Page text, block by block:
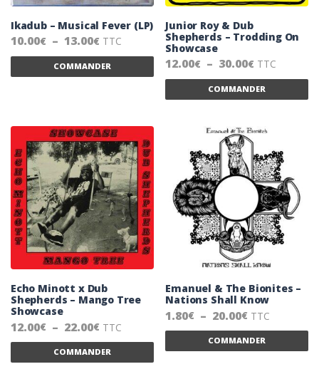
Ikadub – Musical Fever (LP)
10.00€ – 13.00€ Plage de prix : 10.00€ à 13.00€
TTC
COMMANDER
Ce produit a plusieurs variations. Les
Junior Roy & Dub
Shepherds – Trodding On
Showcase
12.00€ – 30.00€ Plage de
TTC
COMMANDER
Echo Minott x Dub
Shepherds – Mango Tree
Showcase
12.00€ – 22.00€ Plage de prix : 12.00€ à 22.00€
TTC
COMMANDER
Ce produit a plusieurs variations. Les
Emanuel & The Bionites –
Nations Shall Know
1.80€ – 20.00€ Plage de
TTC
COMMANDER